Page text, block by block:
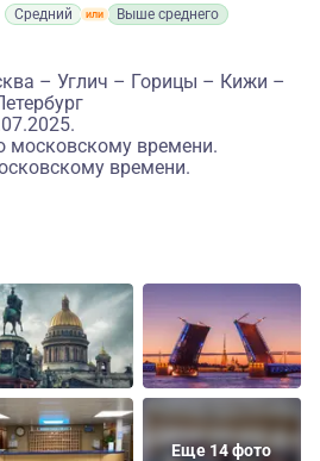
Средний Выше среднего
– Углич – Горицы – Кижи –
московскому времени.
времени.
Еще 14 фото